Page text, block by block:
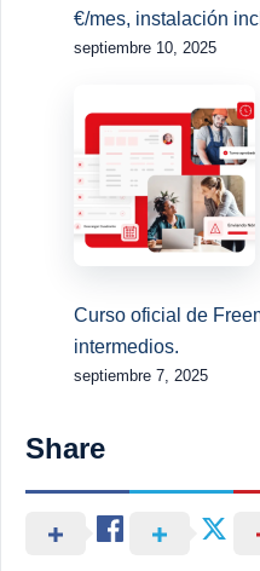
€/mes, instalación
septiembre 10, 2025
Curso oficial de
intermedios.
septiembre 7, 2025
Share